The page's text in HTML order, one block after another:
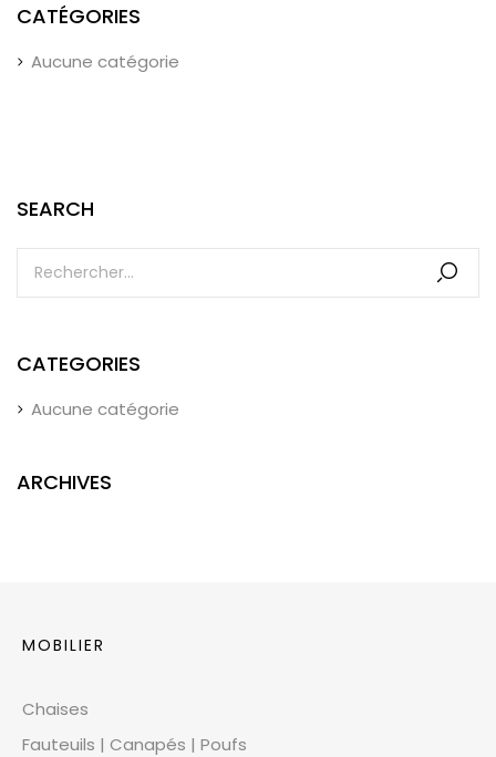
CATÉGORIES
Aucune catégorie
SEARCH
CATEGORIES
Aucune catégorie
ARCHIVES
MOBILIER
Chaises
Fauteuils | Canapés | Poufs